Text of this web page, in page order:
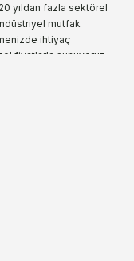
yıldan fazla sektörel
mutfak
ihtiyaç
fiyatlarla sunuyoruz.
ilk adreslerden
mutbex.com,
üzerinde büyük bir
destek sunan
konusunda
olacaktır.